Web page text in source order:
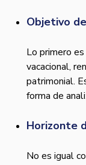
Objetivo
Lo primero
vacacional,
patrimonial.
forma de
Horizonte
No es igual